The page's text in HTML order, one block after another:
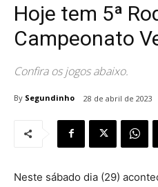
Hoje tem 5ª
Campeonato
Confira os jogos abaixo.
By Segundinho 28 de abril de 2023
Neste sábado dia (29)